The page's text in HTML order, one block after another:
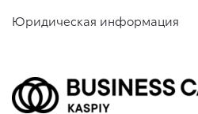
Юридическая информация